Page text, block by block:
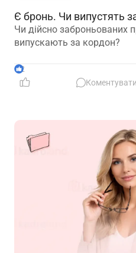
Є бронь. Чи випустять
Чи дійсно заброньованих
випускають за кордон?
2
Коментувати